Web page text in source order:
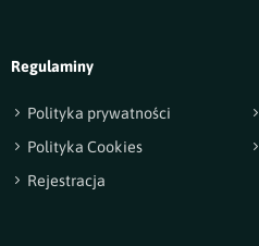
Regulaminy
Polityka prywatności
Polityka Cookies
Rejestracja